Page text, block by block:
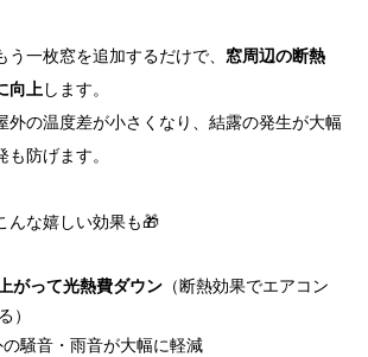
一枚窓を追加するだけで、 窓周辺の断熱
向上します。
外の温度差が小さくなり、結露の発生が大幅
防げます。
んな嬉しい効果も🎁
がって光熱費ダウン （断熱効果でエアコン
）
の騒音・雨音が大幅に軽減